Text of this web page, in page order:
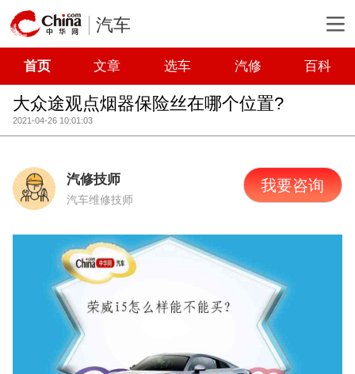
汽车
首页 文章 选车 汽修 百科
大众途观点烟器保险丝在哪个位置?
2021-04-26 10:01:03
汽修技师
汽车维修技师
我要咨询